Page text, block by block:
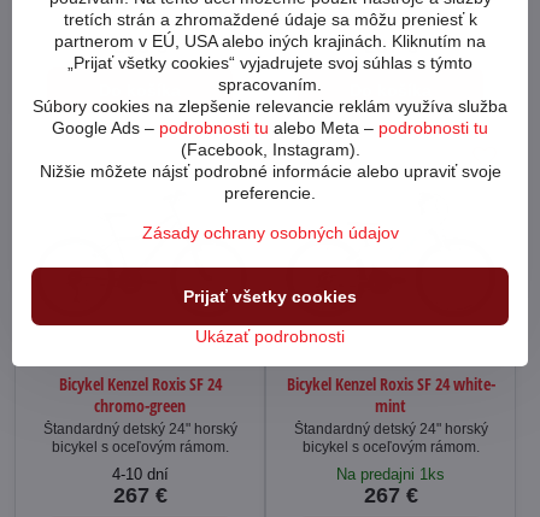
1-4 dni
265 €
4-10 dní
267 €
Bicykel Kenzel Roxis SF 24
chromo-green
Štandardný detský 24" horský
bicykel s oceľovým rámom.
4-10 dní
267 €
Bicykel Kenzel Roxis SF 24 white-
mint
Štandardný detský 24" horský
bicykel s oceľovým rámom.
Na predajni 1ks
267 €
tretích strán a zhromaždené údaje sa môžu preniesť k
partnerom v EÚ, USA alebo iných krajinách. Kliknutím na
„Prijať všetky cookies“ vyjadrujete svoj súhlas s týmto
spracovaním.
Súbory cookies na zlepšenie relevancie reklám využíva služba
Google Ads – podrobnosti tu alebo Meta – podrobnosti tu
(Facebook, Instagram).
Nižšie môžete nájsť podrobné informácie alebo upraviť svoje
preferencie.
Zásady ochrany osobných údajov
Ukázať podrobnosti
Prijať všetky cookies